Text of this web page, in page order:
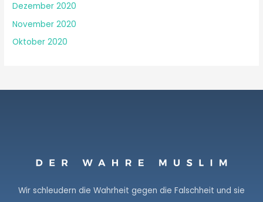
Dezember 2020
November 2020
Oktober 2020
Wir schleudern die Wahrheit gegen die Falschheit und sie